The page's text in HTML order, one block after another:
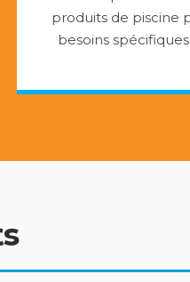
produits de piscine
besoins